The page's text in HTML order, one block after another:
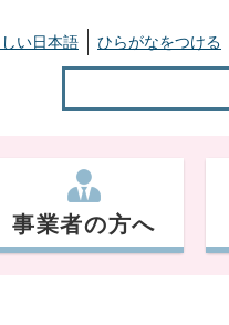
い日本語 ひらがなをつける
事業者の方へ